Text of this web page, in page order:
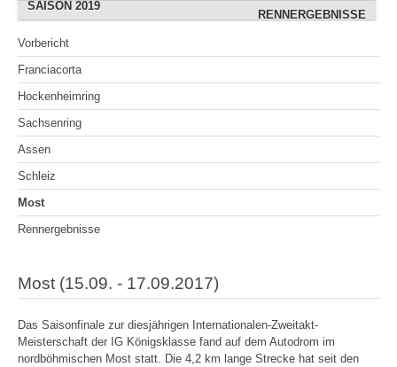
FREIBERG (JULI)
BOPFINGEN
BOPFINGEN
WITTGENBORN
OSCHERSLEBEN (AUGUST)
OSCHERSLEBEN (ADRIAN)
OSCHERSLEBEN
RENNERGEBNISSE
RENNERGEBNISSE
SAISON 2019
Vorbericht
Franciacorta
Hockenheimring
Sachsenring
Assen
Schleiz
Most
Rennergebnisse
Most (15.09. - 17.09.2017)
Das Saisonfinale zur diesjährigen Internationalen-Zweitakt-
Meisterschaft der IG Königsklasse fand auf dem Autodrom im
nordböhmischen Most statt. Die 4,2 km lange Strecke hat seit den